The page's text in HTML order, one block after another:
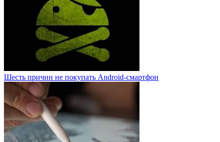
Шесть причин не покупать Android-смартфон